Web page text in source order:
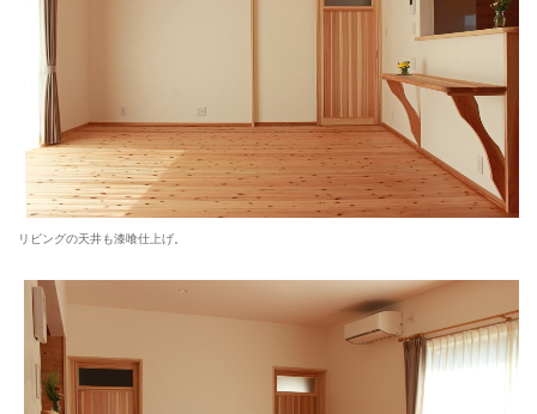
リビングの天井も漆喰仕上げ。